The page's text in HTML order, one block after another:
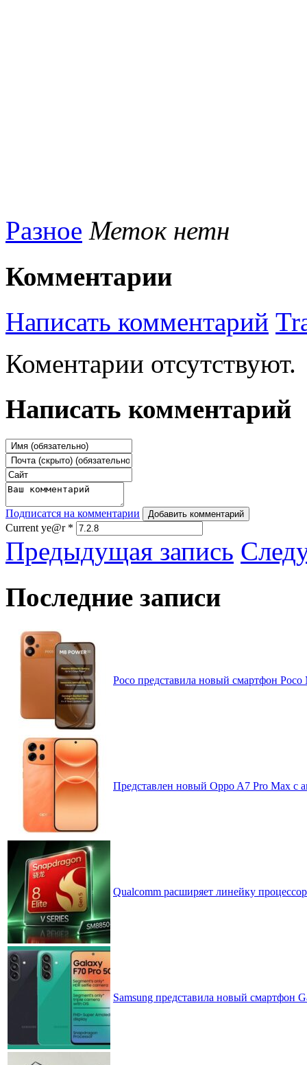
Разное Меток нетн
Комментарии
Написать комментарий
Коментарии отсутствуют.
Написать комментарий
Подписатся на комментарии Добавить комментарий
Current ye@r *
Предыдущая запись
Последние записи
Poco представила новый смартфон
Представлен новый Oppo A7 Pro Max с
Qualcomm расширяет линейку
Samsung представила новый смартфон